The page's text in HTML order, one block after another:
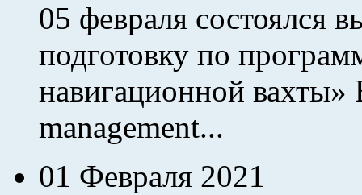
05 февраля состоялся
подготовку по
навигационной вахты»
management...
01 Февраля 2021